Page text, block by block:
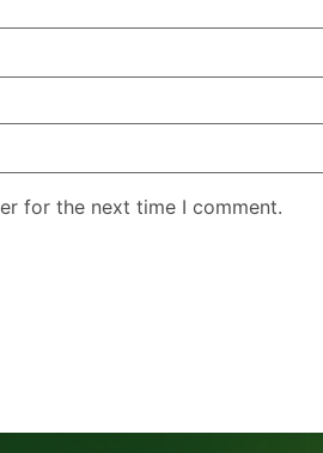
for the next time I comment.